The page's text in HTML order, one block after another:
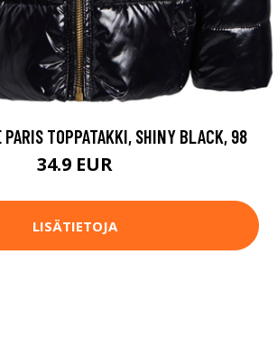
TOPPATAKKI, SHINY BLACK, 98
34.9 EUR
LISÄTIETOJA